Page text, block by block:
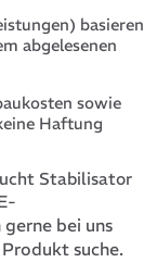
basieren
abgelesenen
sowie
Haftung
Stabilisator
gerne bei uns
suche.